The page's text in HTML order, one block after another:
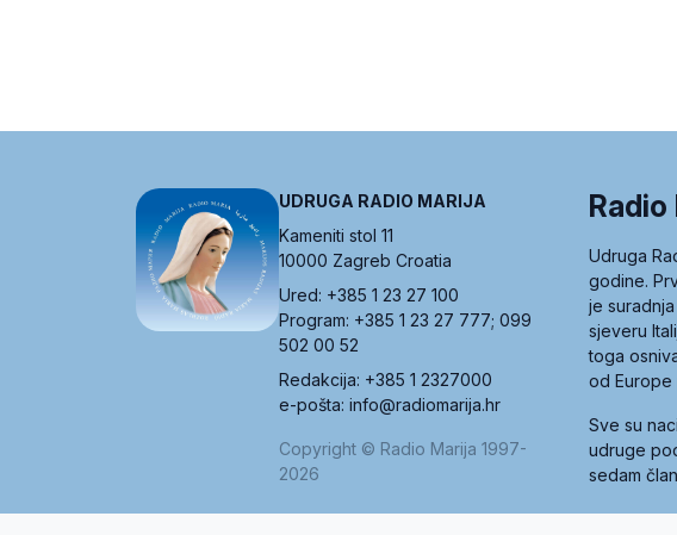
UDRUGA RADIO MARIJA
Kameniti stol 11
10000 Zagreb Croatia
Ured: +385 1 23 27 100
Program: +385 1 23 27 777; 099
502 00 52
Redakcija: +385 1 2327000
e-pošta: info@radiomarija.hr
Copyright © Radio Marija 1997-
2026
Radio
Udruga
godine.
je
sjeveru
toga
od Europe
Sve su
udruge
sedam